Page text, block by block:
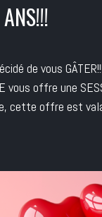
de vous
vous offre une
cette offre est